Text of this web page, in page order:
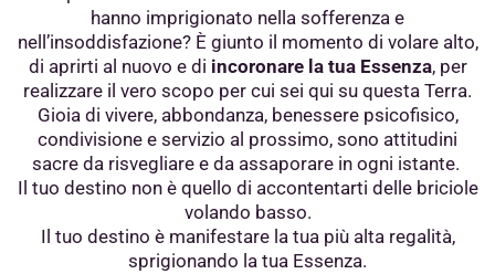
hanno imprigionato nella sofferenza e
nell’insoddisfazione? È giunto il momento di volare alto,
di aprirti al nuovo e di incoronare la tua Essenza, per
realizzare il vero scopo per cui sei qui su questa Terra.
Gioia di vivere, abbondanza, benessere psicofisico,
condivisione e servizio al prossimo, sono attitudini
sacre da risvegliare e da assaporare in ogni istante.
Il tuo destino non è quello di accontentarti delle briciole
volando basso.
Il tuo destino è manifestare la tua più alta regalità,
sprigionando la tua Essenza.